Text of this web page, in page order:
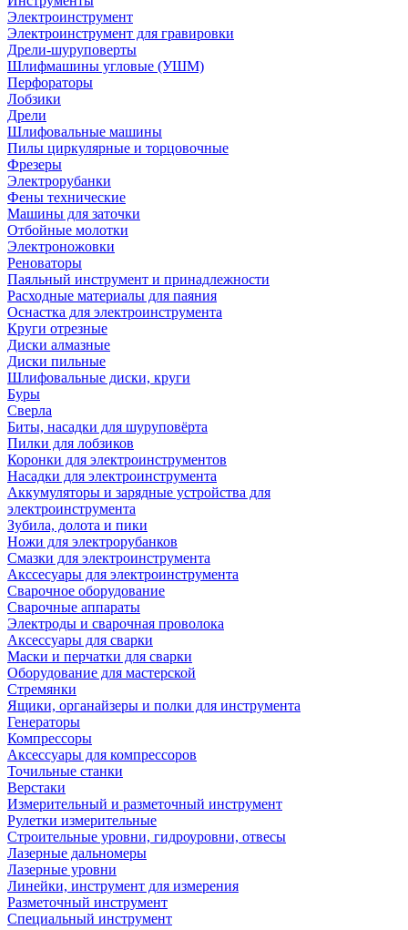
Электроинструмент
Электроинструмент для гравировки
Дрели-шуруповерты
Шлифмашины угловые (УШМ)
Перфораторы
Лобзики
Дрели
Шлифовальные машины
Пилы циркулярные и торцовочные
Фрезеры
Электрорубанки
Фены технические
Машины для заточки
Отбойные молотки
Электроножовки
Реноваторы
Паяльный инструмент и принадлежности
Расходные материалы для паяния
Оснастка для электроинструмента
Круги отрезные
Диски алмазные
Диски пильные
Шлифовальные диски, круги
Буры
Сверла
Биты, насадки для шуруповёрта
Пилки для лобзиков
Коронки для электроинструментов
Насадки для электроинструмента
Аккумуляторы и зарядные устройства для
электроинструмента
Зубила, долота и пики
Ножи для электрорубанков
Смазки для электроинструмента
Акссесуары для электроинструмента
Сварочное оборудование
Сварочные аппараты
Электроды и сварочная проволока
Аксессуары для сварки
Маски и перчатки для сварки
Оборудование для мастерской
Стремянки
Ящики, органайзеры и полки для инструмента
Генераторы
Компрессоры
Аксессуары для компрессоров
Точильные станки
Верстаки
Измерительный и разметочный инструмент
Рулетки измерительные
Строительные уровни, гидроуровни, отвесы
Лазерные дальномеры
Лазерные уровни
Линейки, инструмент для измерения
Разметочный инструмент
Специальный инструмент